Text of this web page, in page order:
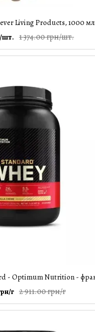
Living Products, 1000 мл
1 374.00 грн/шт.
шт.
2 911.00 грн/г
г